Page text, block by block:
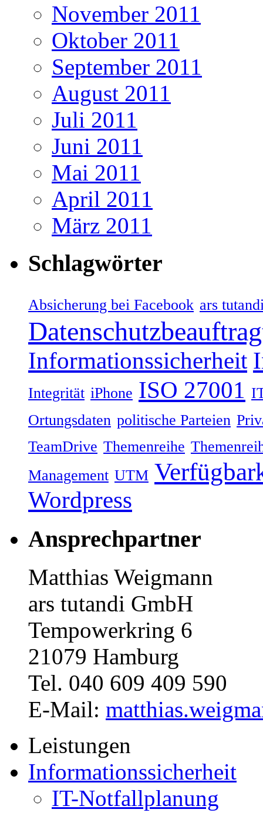
November 2011
Oktober 2011
September 2011
August 2011
Juli 2011
Juni 2011
Mai 2011
April 2011
März 2011
Schlagwörter
Absicherung bei Facebook ars
Informationssicherheit
Integrität iPhone ISO 27001
Ortungsdaten politische Parteien
TeamDrive Themenreihe
Management UTM
Wordpress
Ansprechpartner
Matthias Weigmann
ars tutandi GmbH
Tempowerkring 6
21079 Hamburg
Tel. 040 609 409 590
E-Mail:
Leistungen
Informationssicherheit
IT-Notfallplanung